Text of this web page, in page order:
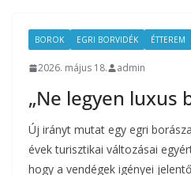
BOROK EGRI BORVIDÉK ÉTTEREM
2026. május 18. admin
„Ne legyen luxus
Új irányt mutat egy egri
évek turisztikai változásai
hogy a vendégek igényei